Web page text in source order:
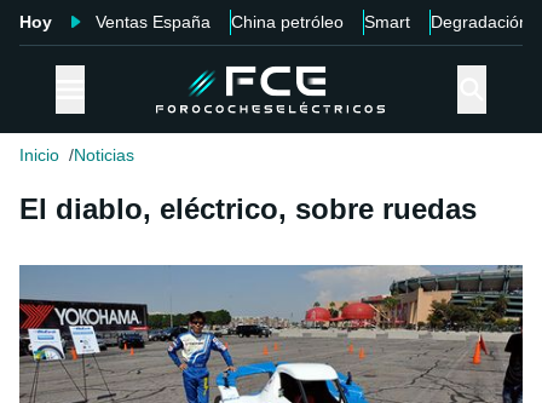
Hoy Ventas España China petróleo Smart Degradación
Inicio Noticias
El diablo, eléctrico, sobre ruedas